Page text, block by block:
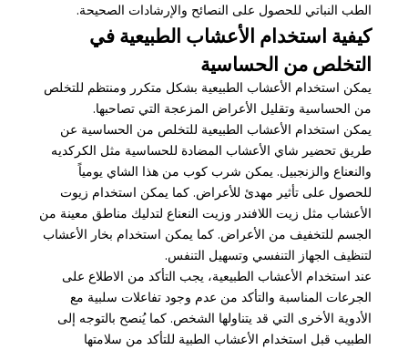
الطب النباتي للحصول على النصائح والإرشادات الصحيحة.
كيفية استخدام الأعشاب الطبيعية في
التخلص من الحساسية
يمكن استخدام الأعشاب الطبيعية بشكل متكرر ومنتظم للتخلص
من الحساسية وتقليل الأعراض المزعجة التي تصاحبها.
يمكن استخدام الأعشاب الطبيعية للتخلص من الحساسية عن
طريق تحضير شاي الأعشاب المضادة للحساسية مثل الكركديه
والنعناع والزنجبيل. يمكن شرب كوب من هذا الشاي يومياً
للحصول على تأثير مهدئ للأعراض. كما يمكن استخدام زيوت
الأعشاب مثل زيت اللافندر وزيت النعناع لتدليك مناطق معينة من
الجسم للتخفيف من الأعراض. كما يمكن استخدام بخار الأعشاب
لتنظيف الجهاز التنفسي وتسهيل التنفس.
عند استخدام الأعشاب الطبيعية، يجب التأكد من الاطلاع على
الجرعات المناسبة والتأكد من عدم وجود تفاعلات سلبية مع
الأدوية الأخرى التي قد يتناولها الشخص. كما يُنصح بالتوجه إلى
الطبيب قبل استخدام الأعشاب الطبية للتأكد من سلامتها